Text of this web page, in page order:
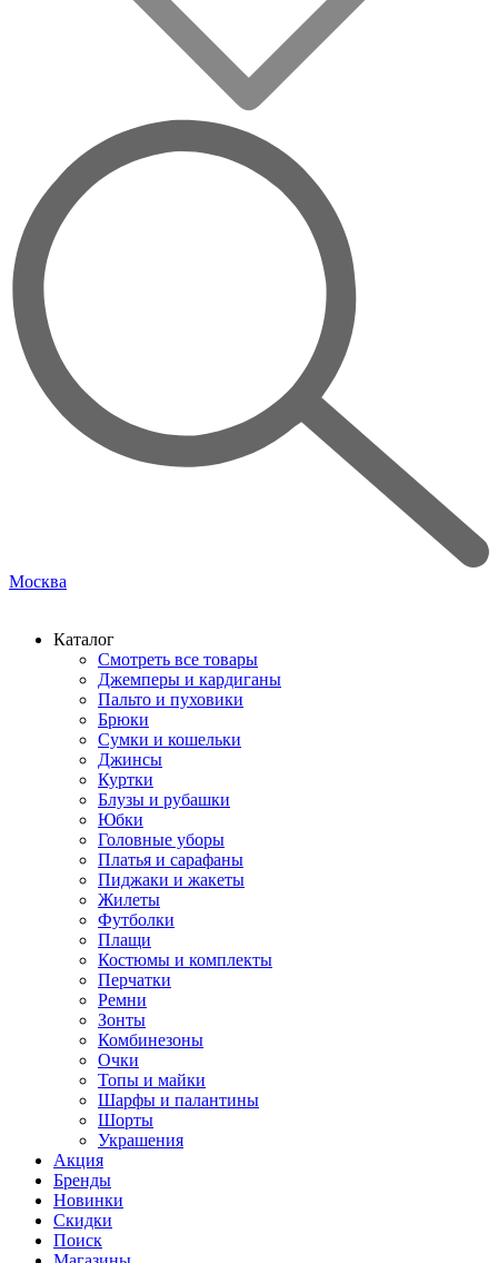
Москва
Каталог
Смотреть все товары
Джемперы и кардиганы
Пальто и пуховики
Брюки
Сумки и кошельки
Джинсы
Куртки
Блузы и рубашки
Юбки
Головные уборы
Платья и сарафаны
Пиджаки и жакеты
Жилеты
Футболки
Плащи
Костюмы и комплекты
Перчатки
Ремни
Зонты
Комбинезоны
Очки
Топы и майки
Шарфы и палантины
Шорты
Украшения
Акция
Бренды
Новинки
Скидки
Поиск